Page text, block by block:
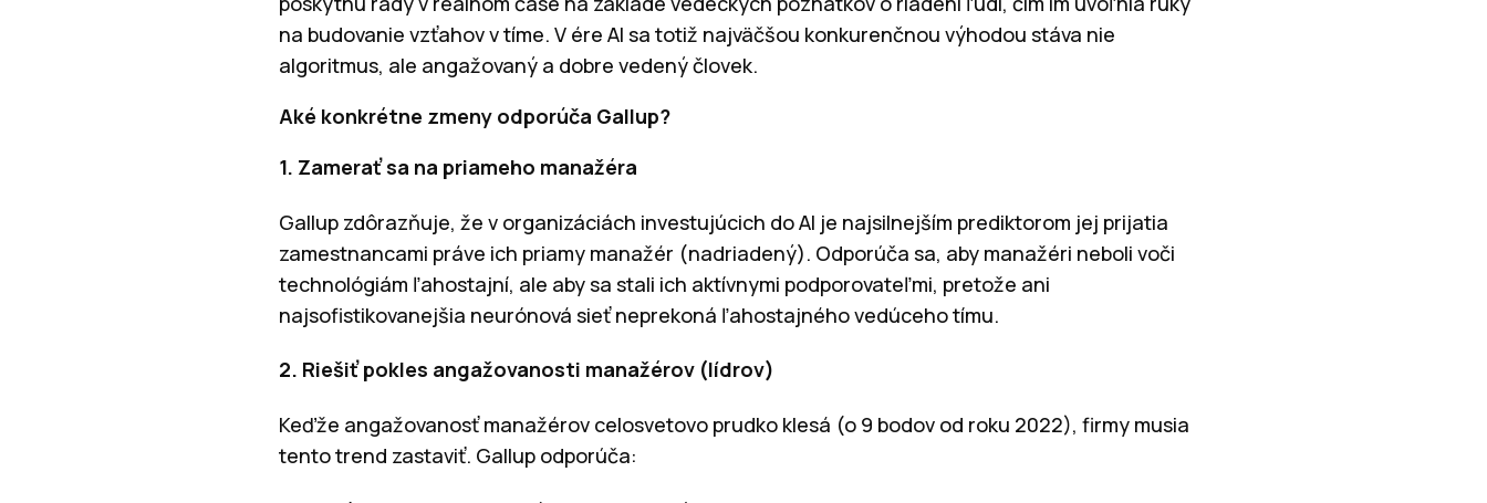
na budovanie vzťahov v tíme. V ére AI sa totiž najväčšou konkurenčnou výhodou stáva nie
algoritmus, ale angažovaný a dobre vedený človek.
Aké konkrétne zmeny odporúča Gallup?
1. Zamerať sa na priameho manažéra
Gallup zdôrazňuje, že v organizáciách investujúcich do AI je najsilnejším prediktorom jej prijatia
zamestnancami práve ich priamy manažér (nadriadený). Odporúča sa, aby manažéri neboli voči
technológiám ľahostajní, ale aby sa stali ich aktívnymi podporovateľmi, pretože ani
najsofistikovanejšia neurónová sieť neprekoná ľahostajného vedúceho tímu.
2. Riešiť pokles angažovanosti manažérov (lídrov)
Keďže angažovanosť manažérov celosvetovo prudko klesá (o 9 bodov od roku 2022), firmy musia
tento trend zastaviť. Gallup odporúča: